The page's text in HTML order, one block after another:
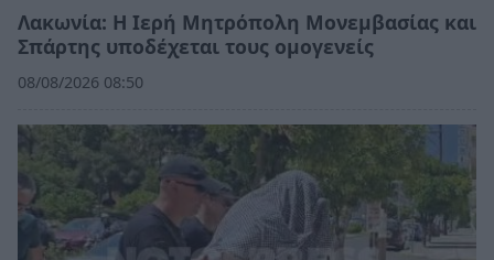
Λακωνία: Η Ιερή Μητρόπολη Μονεμβασίας και
Σπάρτης υποδέχεται τους ομογενείς
08/08/2026 08:50